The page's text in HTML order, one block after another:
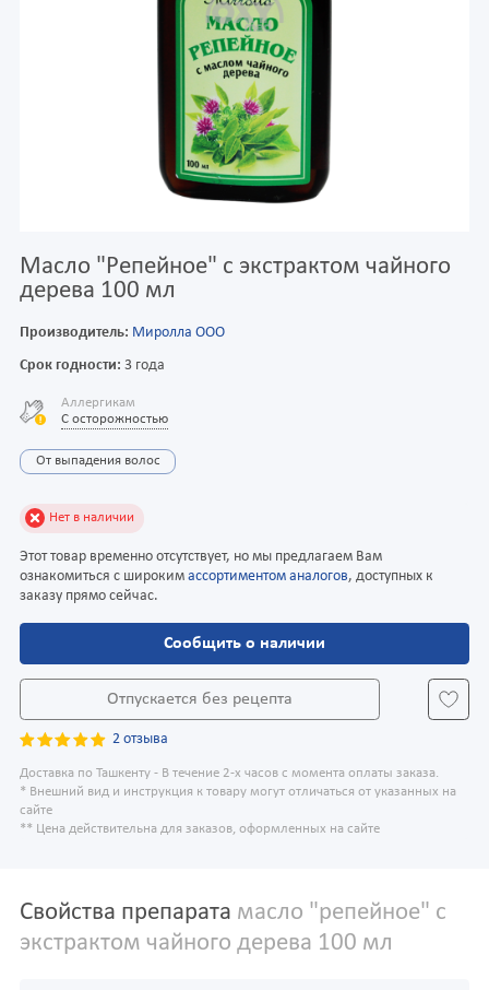
Масло "Репейное" с экстрактом чайного
дерева 100 мл
Производитель: Миролла ООО
Срок годности: 3 года
Аллергикам
С осторожностью
От выпадения волос
Нет в наличии
Этот товар временно отсутствует, но мы предлагаем Вам
ознакомиться с широким ассортиментом аналогов, доступных к
заказу прямо сейчас.
Сообщить о наличии
Отпускается без рецепта
2 отзыва
Доставка по Ташкенту - В течение 2-х часов с момента оплаты заказа.
* Внешний вид и инструкция к товару могут отличаться от указанных на
сайте
** Цена действительна для заказов, оформленных на сайте
Свойства препарата масло "репейное" с
экстрактом чайного дерева 100 мл